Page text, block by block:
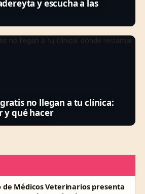
y escucha a las
no llegan a tu clínica:
y qué hacer
de Médicos Veterinarios presenta